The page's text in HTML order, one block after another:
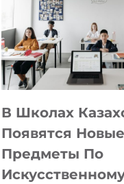
VELOCITY
MOST
—
ДЛЯ
СТАРТАПОВ
В Школах
Появятся Новые
Предметы По